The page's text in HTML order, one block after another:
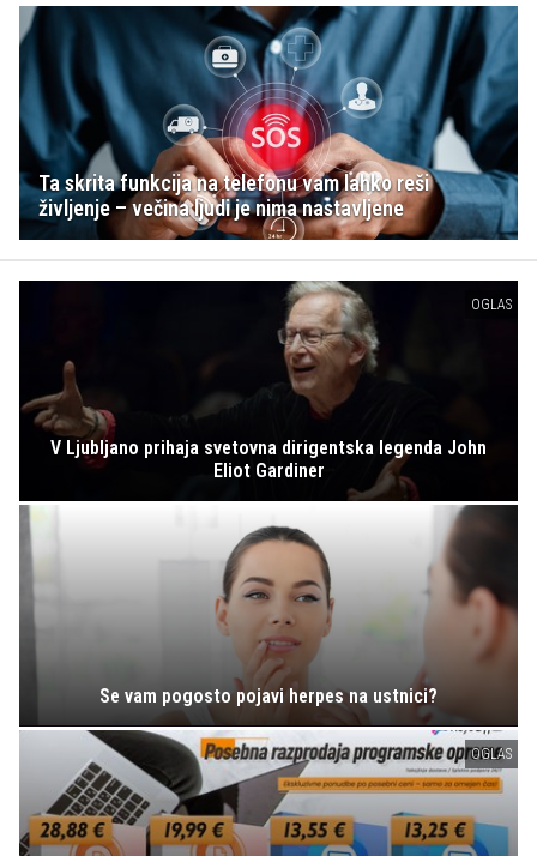
Ta skrita funkcija na telefonu vam lahko reši
življenje – večina ljudi je nima nastavljene
OGLAS
V Ljubljano prihaja svetovna dirigentska legenda John
Eliot Gardiner
Se vam pogosto pojavi herpes na ustnici?
OGLAS